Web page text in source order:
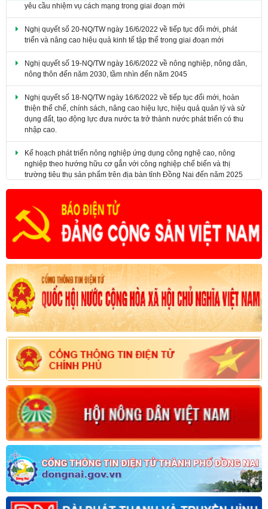
Nghị quyết số 20-NQ/TW ngày 16/6/2022 về tiếp tục đổi mới, phát
triển và nâng cao hiệu quả kinh tế tập thể trong giai đoạn mới
Nghị quyết số 19-NQ/TW ngày 16/6/2022 về nông nghiệp, nông dân,
nông thôn đến năm 2030, tầm nhìn đến năm 2045
Nghị quyết số 18-NQ/TW ngày 16/6/2022 về tiếp tục đổi mới, hoàn
thiện thể chế, chính sách, nâng cao hiệu lực, hiệu quả quản lý và sử
dụng đất, tạo động lực đưa nước ta trở thành nước phát triển có thu
nhập cao.
Kế hoạch phát triển nông nghiệp ứng dụng công nghệ cao, nông
nghiệp theo hướng hữu cơ gắn với công nghiệp chế biến và thị
trường tiêu thụ sản phẩm trên địa bàn tỉnh Đồng Nai đến năm 2025
​Nghị quyết số 07-NQ/HNDTW ngày 05/02/2025 của Ban Chấp hành
Trung ương Hội Nông dân Việt Nam (khóa VIII) về đổi mới và nâng
cao chất lượng công tác tuyên truyền, vận động nông dân đáp ứng
yêu cầu nhiệm vụ cách mạng trong giai đoạn mới